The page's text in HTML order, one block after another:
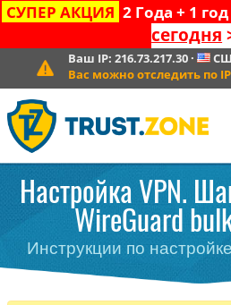
СУПЕР АКЦИЯ 2 Года + 1
сегодня
Ваш IP: 216.73.217.30·
Вас можно отследить по
Настройка VPN.
WireGuard
Инструкции по